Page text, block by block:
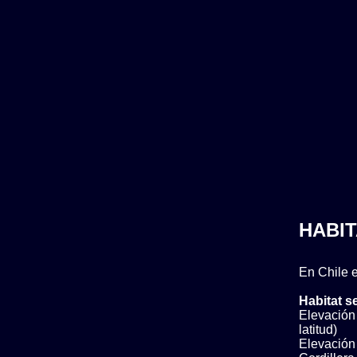
En Chile
Habitat
latitud)